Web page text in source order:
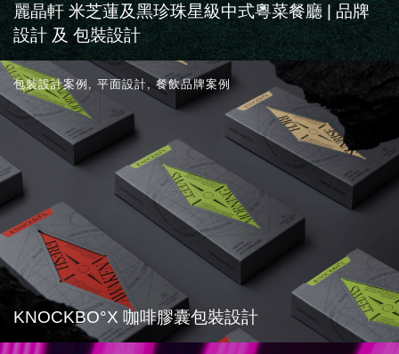
麗晶軒 米芝蓮及黑珍珠星級中式粵菜餐廳 | 品牌
設計 及 包裝設計
KNOCKBO°X 咖啡膠囊包裝設計
包裝設計案例 平面設計 餐飲品牌案例